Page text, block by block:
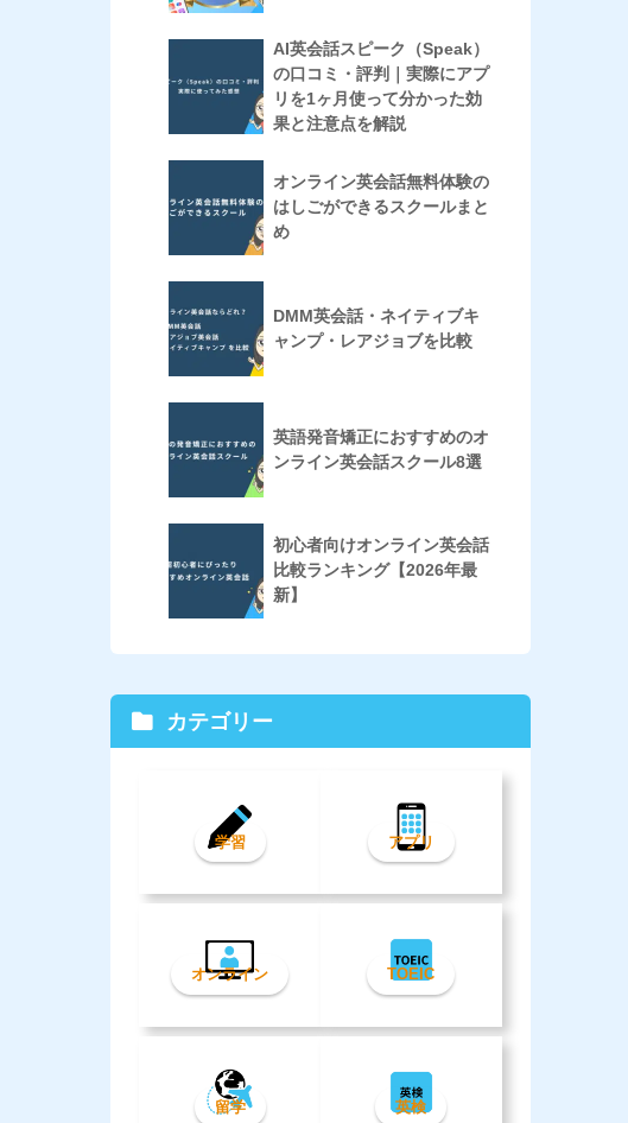
AI英会話スピーク（Speak）
の口コミ・評判｜実際にアプ
リを1ヶ月使って分かった効
果と注意点を解説
オンライン英会話無料体験の
はしごができるスクールまと
め
DMM英会話・ネイティブキ
ャンプ・レアジョブを比較
英語発音矯正におすすめのオ
ンライン英会話スクール8選
初心者向けオンライン英会話
比較ランキング【2026年最
新】
カテゴリー
学習 アプリ
オンライン TOEIC
留学 英検